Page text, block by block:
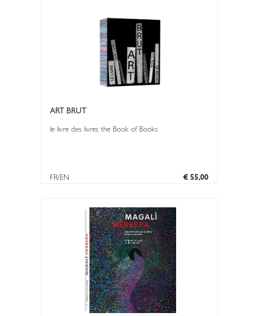
ART BRUT
le livre des livres the Book of Books
€ 55,00
FR/EN